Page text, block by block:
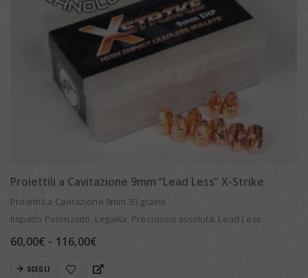
Proiettili a Cavitazione 9mm “Lead Less” X-Strike
Proiettili a Cavitazione 9mm 83 grains
Impatto Potenziato, Legalità, Precisione assoluta, Lead Less
I proiettili a cavitazione rappresentano una nuova frontiera della
scanalature, consente…
60,00€ - 116,00€
prezzo:
da
SCEGLI
Questo